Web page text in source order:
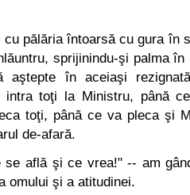
pălăria întoarsă cu gura în
sprijinindu-şi palma
aştepte în aceiaşi
intra toţi la Ministru, până
toţi, până ce va pleca şi
de-afară.
află şi ce vrea!" -- am
omului şi a atitudinei.